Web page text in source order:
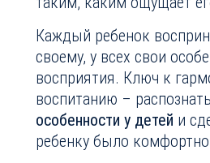
Каждый ребенок
своему, у всех свои
восприятия. Ключ к
воспитанию –
особенности у детей и
ребенку было